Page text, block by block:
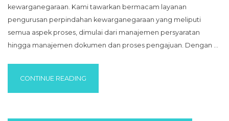
kewarganegaraan. Kami tawarkan bermacam layanan
pengurusan perpindahan kewarganegaraan yang meliputi
semua aspek proses, dimulai dari manajemen persyaratan
hingga manajemen dokumen dan proses pengajuan. Dengan …
CONTINUE READING